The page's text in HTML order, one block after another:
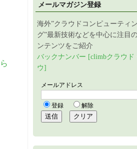
メールマガジン登録
海外”クラウドコンピューティン
グ”最新技術などを中心に注目
ンテンツをご紹介
バックナンバー [climbクラウド
ウ]